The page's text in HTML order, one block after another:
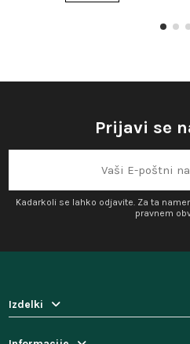
Prijavi se
Kadarkoli se lahko odjavite. Za ta
pravnem
Izdelki